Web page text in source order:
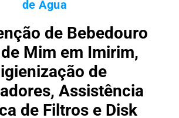
de Água
de Bebedouro
Mim em Imirim,
de
Assistência
de Filtros e Disk